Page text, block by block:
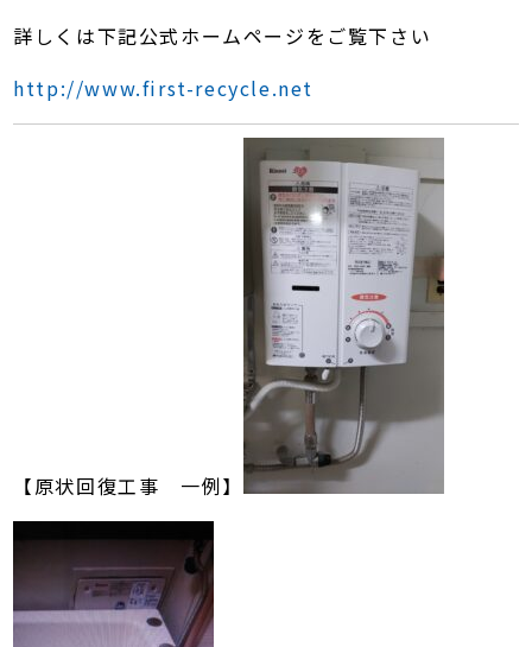
詳しくは下記公式ホームページをご覧下さい
http://www.first-recycle.net
【原状回復工事 一例】